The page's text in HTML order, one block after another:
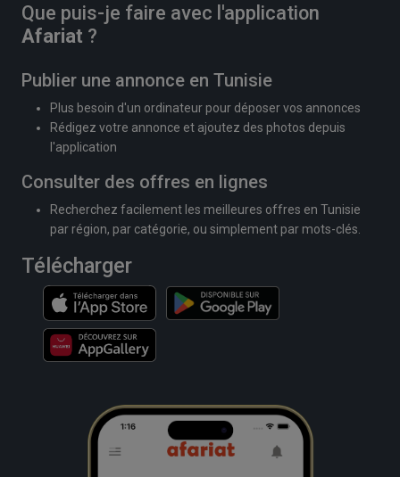
Que puis-je faire avec l'application
Afariat ?
Publier une annonce en Tunisie
Plus besoin d'un ordinateur pour déposer vos annonces
Rédigez votre annonce et ajoutez des photos depuis
l'application
Consulter des offres en lignes
Recherchez facilement les meilleures offres en Tunisie
par région, par catégorie, ou simplement par mots-clés.
Télécharger